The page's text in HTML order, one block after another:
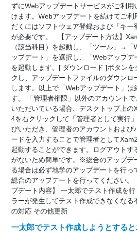
ずにWebアップデートサービスがご利用
けます。Webアップデートを続けてご利
だくにはソフトウェア登録および「キー
が必要です。 【アップデート方法】
（該当科目）を起動し、「ツール」→「
ップデート」を選択し、「Webアップデ
を起動します。[ ダウンロード ]ボタンを
クし、アップデートファイルのダウンロ
します。以上で「Webアップデート」は
す。 「管理者権限」以外のアカウントで
いただいている場合、デスクトップ上の
4を右クリックして「管理者として実行
びいただき、管理者のアカウントおよび
ードを入力することで管理者として
起動することができます。ログアウトす
がないため簡単です。※総合のアップデ
る場合は必ず地学のアップデートを行っ
総合のアップデートを行ってください
プデート内容】 一太郎でテスト作成を行
ラーが発生してテスト作成できなくなる
の対応 その他更新
一太郎でテスト作成しようとすると